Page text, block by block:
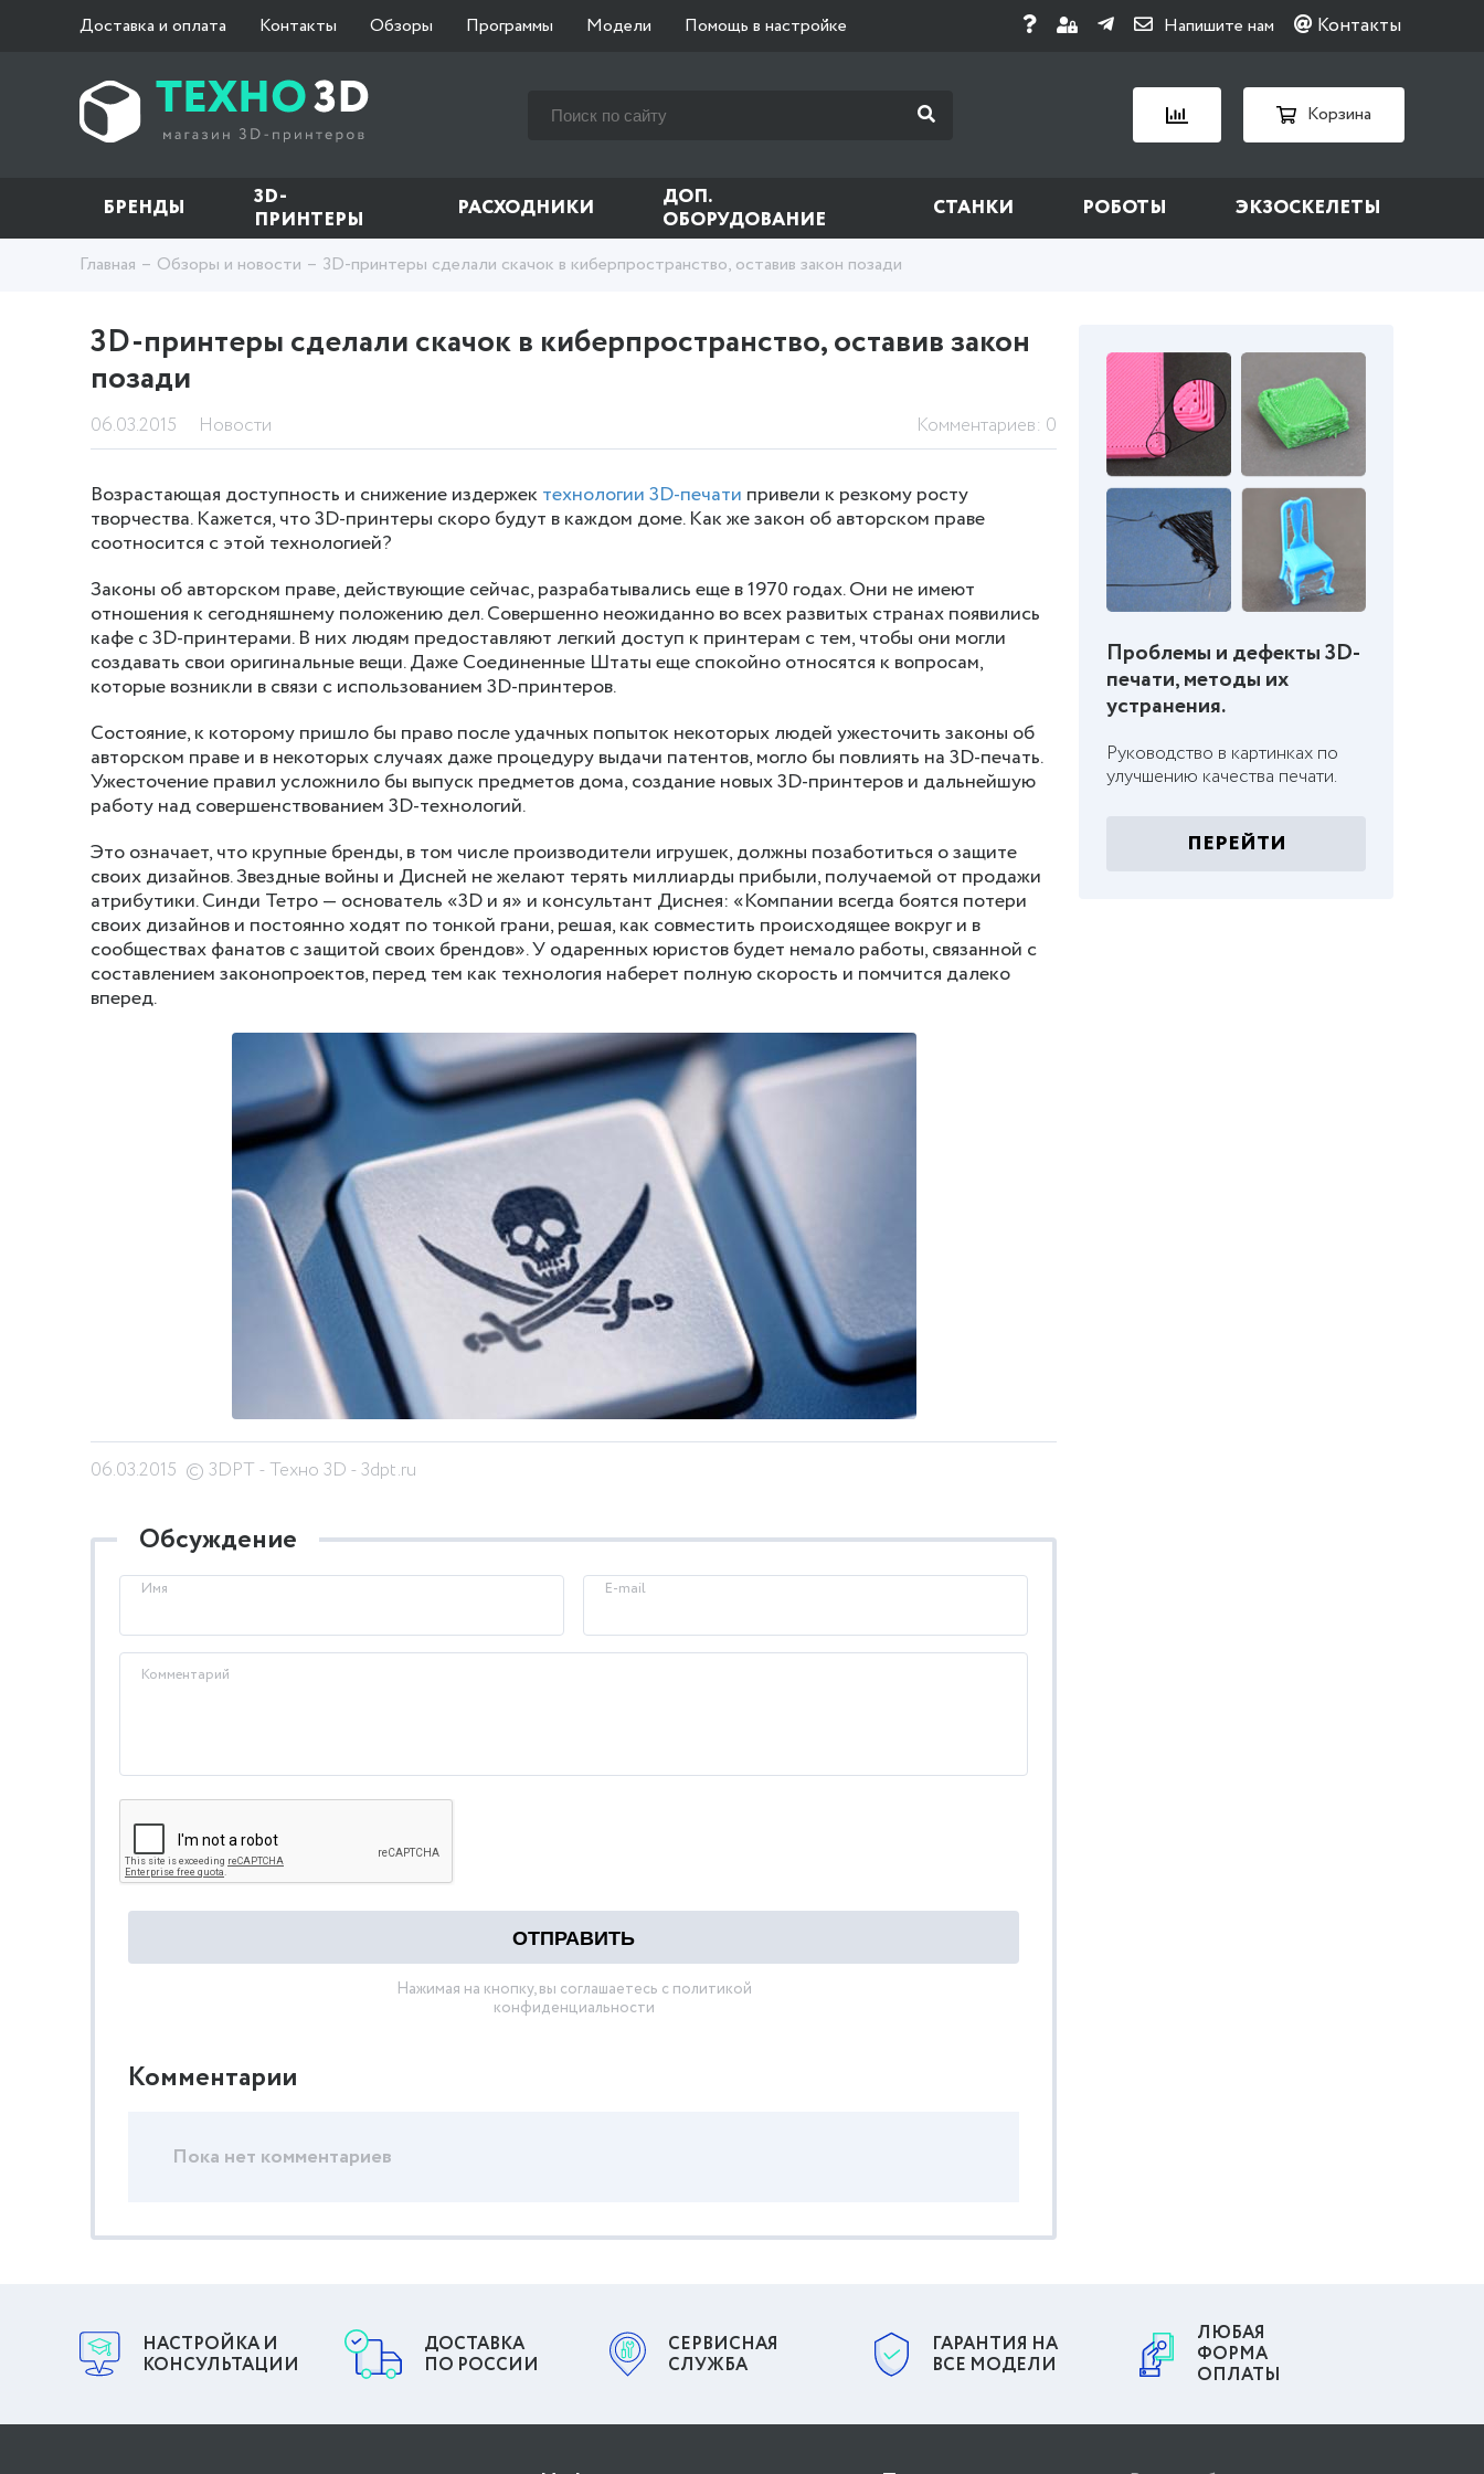
Доставка и оплата Контакты Обзоры Программы Модели Помощь в настройке Напишите нам Контакты
Корзина
БРЕНДЫ
3D-
ПРИНТЕРЫ
РАСХОДНИКИ
ДОП.
ОБОРУДОВАНИЕ
СТАНКИ РОБОТЫ ЭКЗОСКЕЛЕТЫ
Главная Обзоры и новости 3D-принтеры сделали скачок в киберпространство, оставив закон позади
3D-принтеры сделали скачок в киберпространство, оставив закон
позади
06.03.2015 Новости Комментариев: 0
Возрастающая доступность и снижение издержектехнологии 3D-печати привели к резкому росту
творчества. Кажется, что 3D-принтеры скоро будут в каждом доме. Как же закон об авторском праве
соотносится с этой технологией?
Законы об авторском праве, действующие сейчас, разрабатывались еще в 1970 годах. Они не имеют
отношения к сегодняшнему положению дел. Совершенно неожиданно во всех развитых странах появились
кафе с 3D-принтерами. В них людям предоставляют легкий доступ к принтерам с тем, чтобы они могли
создавать свои оригинальные вещи. Даже Соединенные Штаты еще спокойно относятся к вопросам,
которые возникли в связи с использованием 3D-принтеров.
Состояние, к которому пришло бы право после удачных попыток некоторых людей ужесточить законы об
авторском праве и в некоторых случаях даже процедуру выдачи патентов, могло бы повлиять на 3D-печать.
Ужесточение правил усложнило бы выпуск предметов дома, создание новых 3D-принтеров и дальнейшую
работу над совершенствованием 3D-технологий.
Это означает, что крупные бренды, в том числе производители игрушек, должны позаботиться о защите
своих дизайнов. Звездные войны и Дисней не желают терять миллиарды прибыли, получаемой от продажи
атрибутики. Синди Тетро — основатель «3D и я» и консультант Диснея: «Компании всегда боятся потери
своих дизайнов и постоянно ходят по тонкой грани, решая, как совместить происходящее вокруг и в
сообществах фанатов с защитой своих брендов». У одаренных юристов будет немало работы, связанной с
составлением законопроектов, перед тем как технология наберет полную скорость и помчится далеко
вперед.
06.03.2015 © 3DPT - Техно 3D - 3dpt.ru
Обсуждение
Имя E-mail
Комментарий
Нажимая на кнопку, вы соглашаетесь с политикой
конфиденциальности
Комментарии
Пока нет комментариев
Проблемы и дефекты 3D-
печати, методы их
устранения.
Руководство в картинках по
улучшению качества печати.
ПЕРЕЙТИ
НАСТРОЙКА И
КОНСУЛЬТАЦИИ
ДОСТАВКА
ПО РОССИИ
СЕРВИСНАЯ
СЛУЖБА
ГАРАНТИЯ НА
ВСЕ МОДЕЛИ
ЛЮБАЯ
ФОРМА
ОПЛАТЫ